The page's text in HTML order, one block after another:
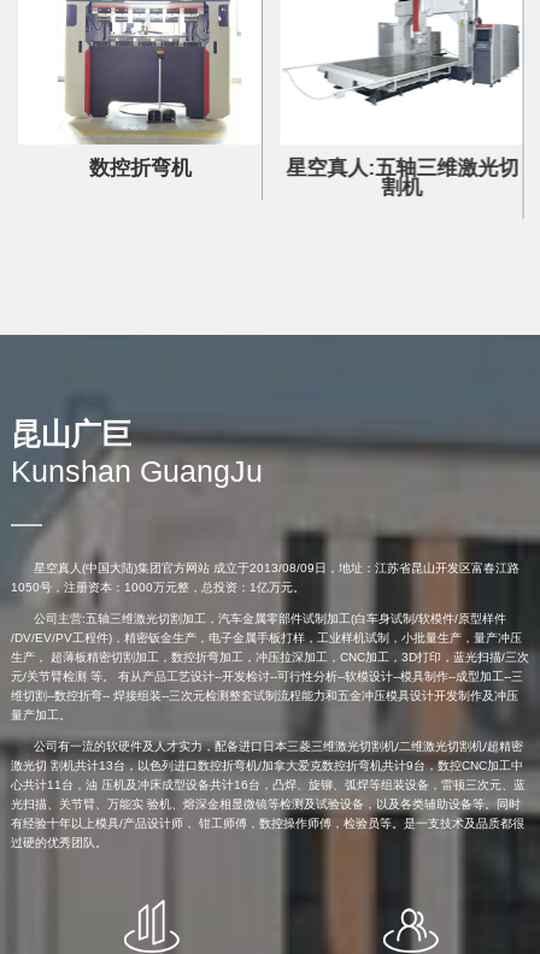
数控折弯机
星空真人:五轴三维激光切
割机
昆山广巨
Kunshan GuangJu
星空真人(中国大陆)集团官方网站 成立于2013/08/09日，地址：江苏省昆山开发区富春江路
1050号，注册资本：1000万元整，总投资：1亿万元。
公司主营:五轴三维激光切割加工，汽车金属零部件试制加工(白车身试制/软模件/原型样件
/DV/EV/PV工程件)，精密钣金生产，电子金属手板打样，工业样机试制，小批量生产，量产冲压
生产， 超薄板精密切割加工，数控折弯加工，冲压拉深加工，CNC加工，3D打印，蓝光扫描/三次
元/关节臂检测 等。 有从产品工艺设计--开发检讨--可行性分析--软模设计--模具制作--成型加工--三
维切割--数控折弯-- 焊接组装--三次元检测整套试制流程能力和五金冲压模具设计开发制作及冲压
量产加工。
公司有一流的软硬件及人才实力，配备进口日本三菱三维激光切割机/二维激光切割机/超精密
激光切 割机共计13台，以色列进口数控折弯机/加拿大爱克数控折弯机共计9台，数控CNC加工中
心共计11台，油 压机及冲床成型设备共计16台，凸焊、旋铆、弧焊等组装设备，雷顿三次元、蓝
光扫描、关节臂、万能实 验机、熔深金相显微镜等检测及试验设备，以及各类辅助设备等。同时
有经验十年以上模具/产品设计师， 钳工师傅，数控操作师傅，检验员等。是一支技术及品质都很
过硬的优秀团队。